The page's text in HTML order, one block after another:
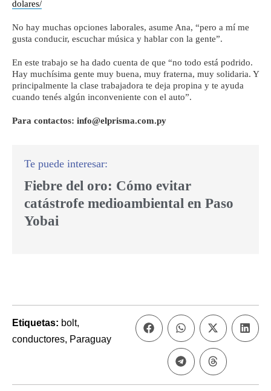
dolares/
No hay muchas opciones laborales, asume Ana, “pero a mí me
gusta conducir, escuchar música y hablar con la gente”.
En este trabajo se ha dado cuenta de que “no todo está podrido.
Hay muchísima gente muy buena, muy fraterna, muy solidaria. Y
principalmente la clase trabajadora te deja propina y te ayuda
cuando tenés algún inconveniente con el auto”.
Para contactos: info@elprisma.com.py
Fiebre del oro: Cómo evitar
catástrofe medioambiental en Paso
Yobai
Etiquetas: bolt,
conductores, Paraguay